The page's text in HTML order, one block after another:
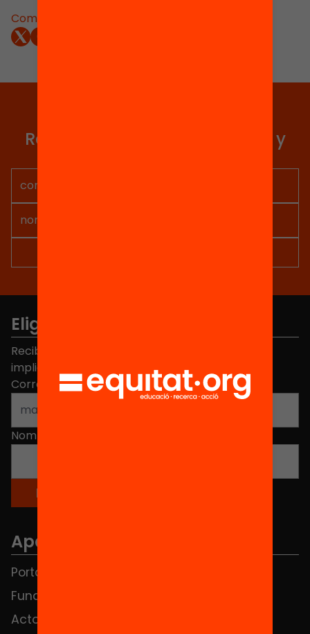
Compartir:
Recibe contenidos, iniciativas y
Elige equidad
Recibe contenidos, iniciativas y proyectos para
implicarte.
Correo electrónico*
Nombre
Apartados
Portada
Fundación
Actos